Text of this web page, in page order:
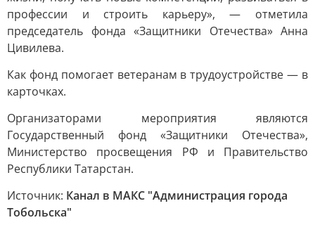
профессии и строить карьеру», — отметила
председатель фонда «Защитники Отечества» Анна
Цивилева.
Как фонд помогает ветеранам в трудоустройстве — в
карточках.
Организаторами мероприятия являются
Государственный фонд «Защитники Отечества»,
Министерство просвещения РФ и Правительство
Республики Татарстан.
Источник: Канал в МАКС "Администрация города
Тобольска"